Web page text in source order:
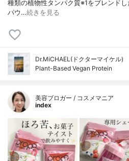
種類の植物性タンパク質※1をブレンド
パウ…続きを見る
Dr.MiCHAEL(ドクターマイケル)
Plant-Based Vegan Protein
美容ブロガー / コスメマニア
index